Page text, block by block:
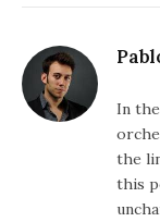
In
the
this